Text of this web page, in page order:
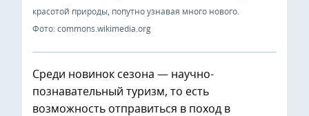
красотой природы, попутно узнавая много нового.
Фото: commons.wikimedia.org
Среди новинок сезона — научно-
познавательный туризм, то есть
возможность отправиться в поход в